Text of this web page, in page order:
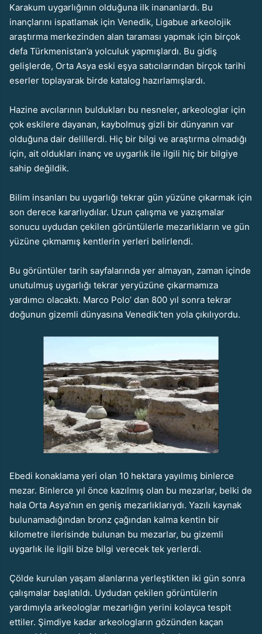
Karakum uygarlığının olduğuna ilk inananlardı. Bu
inançlarını ispatlamak için Venedik, Ligabue arkeolojik
araştırma merkezinden alan taraması yapmak için birçok
defa Türkmenistan’a yolculuk yapmışlardı. Bu gidiş
gelişlerde, Orta Asya eski eşya satıcılarından birçok tarihi
eserler toplayarak birde katalog hazırlamışlardı.
Hazine avcılarının buldukları bu nesneler, arkeologlar için
çok eskilere dayanan, kaybolmuş gizli bir dünyanın var
olduğuna dair delillerdi. Hiç bir bilgi ve araştırma olmadığı
için, ait oldukları inanç ve uygarlık ile ilgili hiç bir bilgiye
sahip değildik.
Bilim insanları bu uygarlığı tekrar gün yüzüne çıkarmak için
son derece kararlıydılar. Uzun çalışma ve yazışmalar
sonucu uydudan çekilen görüntülerle mezarlıkların ve gün
yüzüne çıkmamış kentlerin yerleri belirlendi.
Bu görüntüler tarih sayfalarında yer almayan, zaman içinde
unutulmuş uygarlığı tekrar yeryüzüne çıkarmamıza
yardımcı olacaktı. Marco Polo’ dan 800 yıl sonra tekrar
doğunun gizemli dünyasına Venedik’ten yola çıkılıyordu.
Ebedi konaklama yeri olan 10 hektara yayılmış binlerce
mezar. Binlerce yıl önce kazılmış olan bu mezarlar, belki de
hala Orta Asya’nın en geniş mezarlıklarıydı. Yazılı kaynak
bulunamadığından bronz çağından kalma kentin bir
kilometre ilerisinde bulunan bu mezarlar, bu gizemli
uygarlık ile ilgili bize bilgi verecek tek yerlerdi.
Çölde kurulan yaşam alanlarına yerleştikten iki gün sonra
çalışmalar başlatıldı. Uydudan çekilen görüntülerin
yardımıyla arkeologlar mezarlığın yerini kolayca tespit
ettiler. Şimdiye kadar arkeologların gözünden kaçan